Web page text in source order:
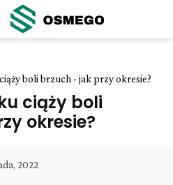
boli brzuch - jak przy okresie?
ciąży boli
okresie?
2022